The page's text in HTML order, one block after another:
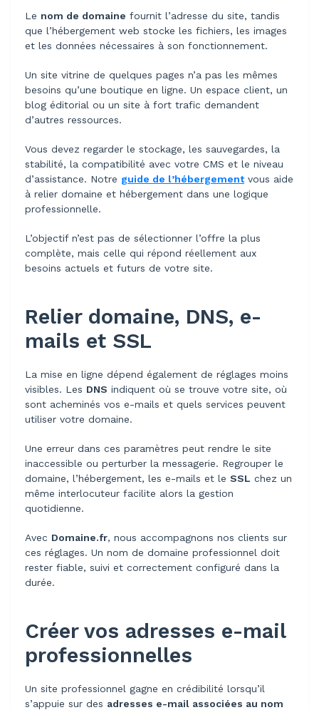
Le nom de domaine fournit l’adresse du site, tandis
que l’hébergement web stocke les fichiers, les images
et les données nécessaires à son fonctionnement.
Un site vitrine de quelques pages n’a pas les mêmes
besoins qu’une boutique en ligne. Un espace client, un
blog éditorial ou un site à fort trafic demandent
d’autres ressources.
Vous devez regarder le stockage, les sauvegardes, la
stabilité, la compatibilité avec votre CMS et le niveau
d’assistance. Notre guide de l’hébergementvous aide
à relier domaine et hébergement dans une logique
professionnelle.
L’objectif n’est pas de sélectionner l’offre la plus
complète, mais celle qui répond réellement aux
besoins actuels et futurs de votre site.
Relier domaine, DNS, e-
mails et SSL
La mise en ligne dépend également de réglages moins
visibles. Les DNS indiquent où se trouve votre site, où
sont acheminés vos e-mails et quels services peuvent
utiliser votre domaine.
Une erreur dans ces paramètres peut rendre le site
inaccessible ou perturber la messagerie. Regrouper le
domaine, l’hébergement, les e-mails et le SSL chez un
même interlocuteur facilite alors la gestion
quotidienne.
Avec Domaine.fr, nous accompagnons nos clients sur
ces réglages. Un nom de domaine professionnel doit
rester fiable, suivi et correctement configuré dans la
durée.
Créer vos adresses e-mail
professionnelles
Un site professionnel gagne en crédibilité lorsqu’il
s’appuie sur des adresses e-mail associées au nom